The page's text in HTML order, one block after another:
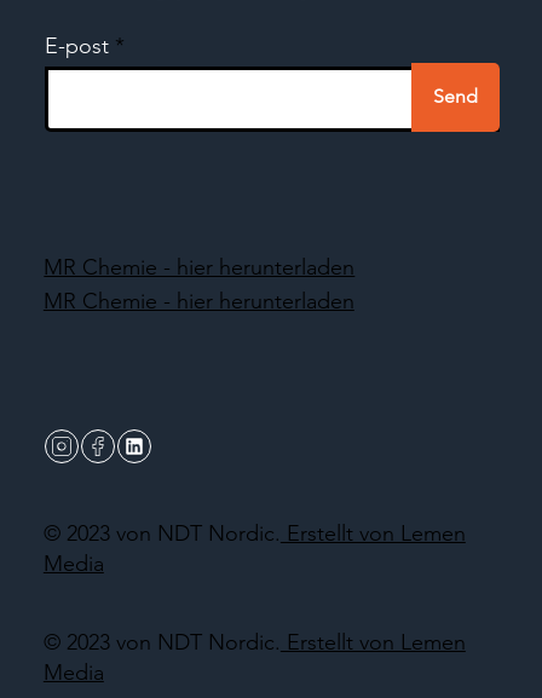
© 2023 von NDT Nordic. Erstellt von Lemen
Media
E-post
Send
© 2023 von NDT Nordic. Erstellt von Lemen
Media
MR Chemie - hier herunterladen
MR Chemie - hier herunterladen